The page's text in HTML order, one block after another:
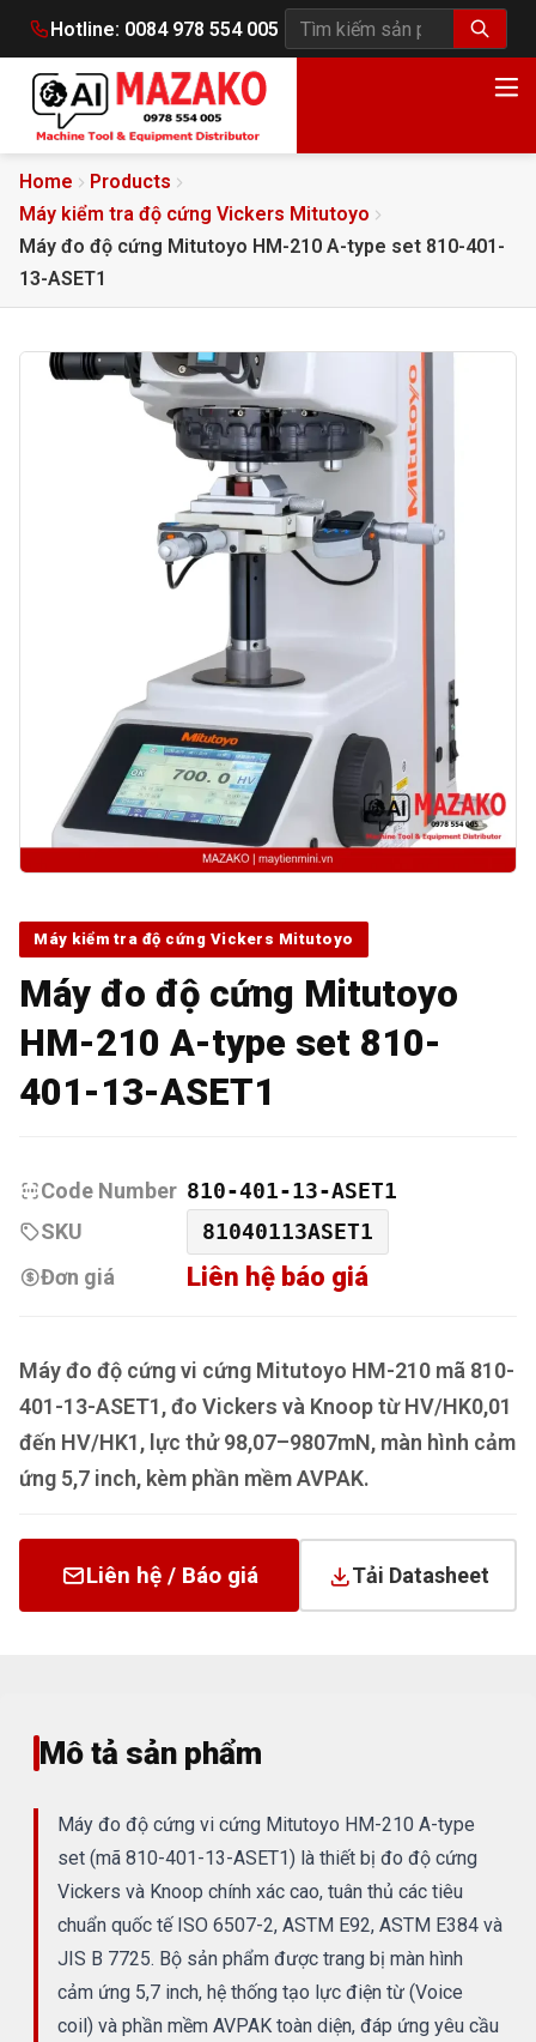
Hotline: 0084 978 554 005
Tìm kiếm sản phẩm
Home
Products
Máy kiểm tra độ cứng Vickers Mitutoyo
Máy đo độ cứng Mitutoyo HM-210 A-type set 810-401-
13-ASET1
Máy kiểm tra độ cứng Vickers Mitutoyo
Máy đo độ cứng Mitutoyo
HM-210 A-type set 810-
401-13-ASET1
Code Number 810-401-13-ASET1
SKU
81040113ASET1
Đơn giá
Liên hệ báo giá
Máy đo độ cứng vi cứng Mitutoyo HM-210 mã 810-
401-13-ASET1, đo Vickers và Knoop từ HV/HK0,01
đến HV/HK1, lực thử 98,07–9807mN, màn hình cảm
ứng 5,7 inch, kèm phần mềm AVPAK.
Liên hệ / Báo giá Tải Datasheet
Mô tả sản phẩm
Máy đo độ cứng vi cứng Mitutoyo HM-210 A-type
set (mã 810-401-13-ASET1) là thiết bị đo độ cứng
Vickers và Knoop chính xác cao, tuân thủ các tiêu
chuẩn quốc tế ISO 6507-2, ASTM E92, ASTM E384 và
JIS B 7725. Bộ sản phẩm được trang bị màn hình
cảm ứng 5,7 inch, hệ thống tạo lực điện từ (Voice
coil) và phần mềm AVPAK toàn diện, đáp ứng yêu cầu